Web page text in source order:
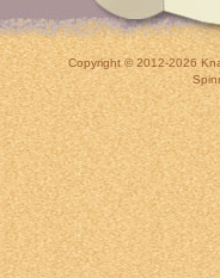
Copyright © 2012-2026